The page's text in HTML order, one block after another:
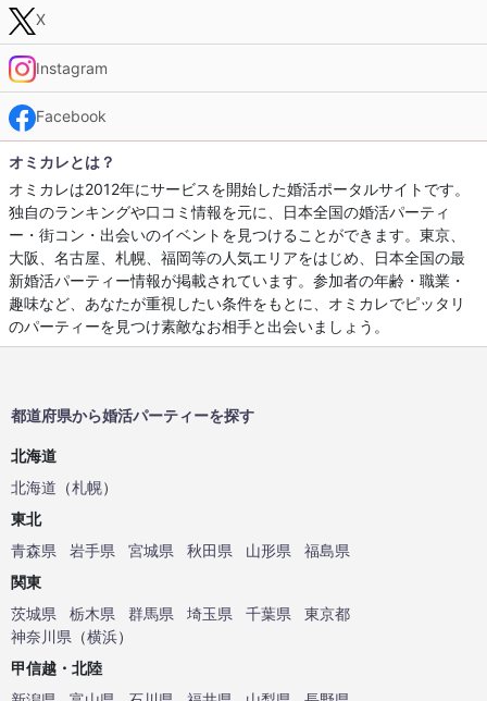
X
Instagram
Facebook
オミカレとは？
オミカレは2012年にサービスを開始した婚活ポータルサイトです。
独自のランキングや口コミ情報を元に、日本全国の婚活パーティ
ー・街コン・出会いのイベントを見つけることができます。東京、
大阪、名古屋、札幌、福岡等の人気エリアをはじめ、日本全国の最
新婚活パーティー情報が掲載されています。参加者の年齢・職業・
趣味など、あなたが重視したい条件をもとに、オミカレでピッタリ
のパーティーを見つけ素敵なお相手と出会いましょう。
都道府県から婚活パーティーを探す
北海道
北海道 （札幌）
東北
青森県
岩手県 宮城県 秋田県 山形県
福島県
関東
茨城県
栃木県 群馬県 埼玉県 千葉県
東京都
神奈川県 （横浜）
甲信越・北陸